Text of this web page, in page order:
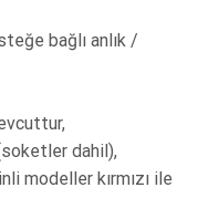
bağlı anlık /
dahil),
modeller kırmızı ile